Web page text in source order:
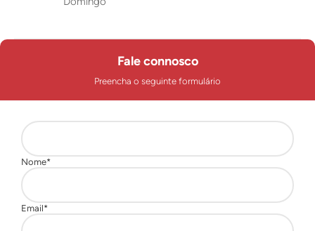
Fale connosco
Preencha o seguinte formulário